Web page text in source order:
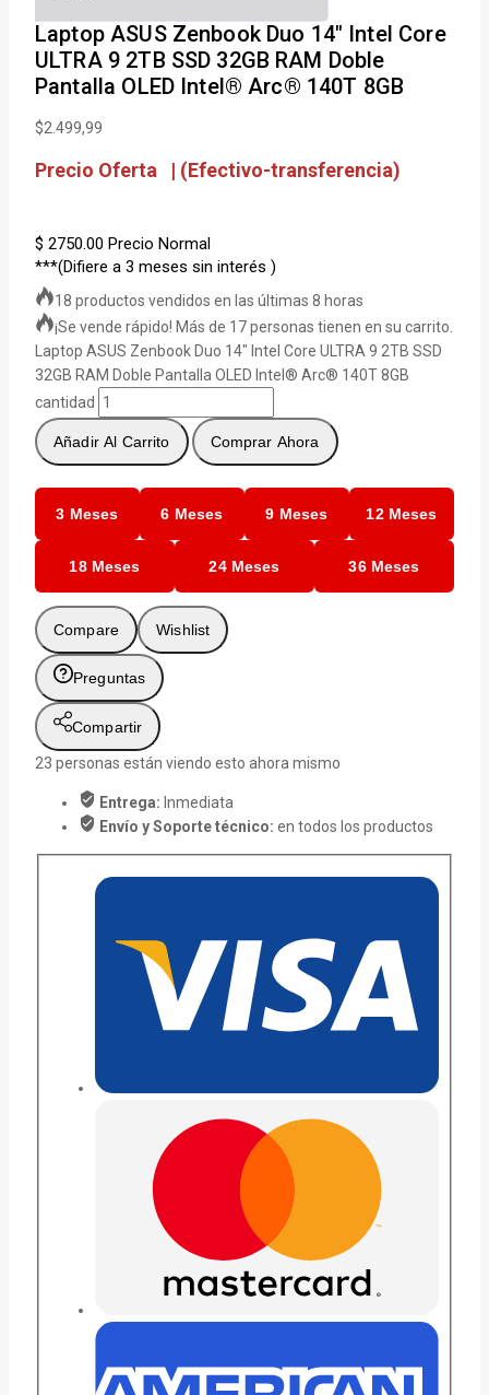
Laptop ASUS Zenbook Duo 14″ Intel Core
ULTRA 9 2TB SSD 32GB RAM Doble
Pantalla OLED Intel® Arc® 140T 8GB
$2.499,99
Precio Oferta | (Efectivo-transferencia)
$ 2750.00 Precio Normal
***(Difiere a 3 meses sin interés )
18 productos vendidos en las últimas 8 horas
¡Se vende rápido! Más de 17 personas tienen en su carrito.
Laptop ASUS Zenbook Duo 14" Intel Core ULTRA 9 2TB SSD
32GB RAM Doble Pantalla OLED Intel® Arc® 140T 8GB
cantidad
Añadir Al Carrito Comprar Ahora
3 Meses 6 Meses 9 Meses 12 Meses
18 Meses 24 Meses 36 Meses
Compare Wishlist
Preguntas
Compartir
23 personas están viendo esto ahora mismo
Entrega: Inmediata
Envío y Soporte técnico: en todos los productos